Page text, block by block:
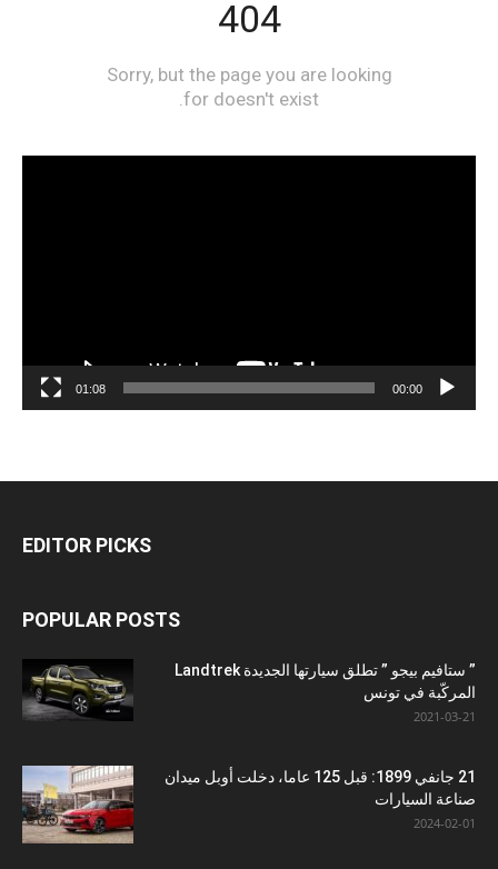
00:00
01:08
EDITOR PICKS
POPULAR POSTS
” ستافيم بيجو ” تطلق سيارتها الجديدة Landtrek
المركّبة في تونس
2021-03-21
21 جانفي 1899: قبل 125 عاما، دخلت أوبل ميدان
صناعة السيارات
2024-02-01